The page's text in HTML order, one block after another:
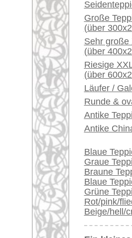
Ein kleines Teppich-
Glossar...
Händler können ihre
großen Teppiche hier
verkaufen
Info Center
Häufige Fragen (FAQ)
AGB
Bestellvorgang
Lieferung und Zahlung
Widerrufsrecht
Datenschutz